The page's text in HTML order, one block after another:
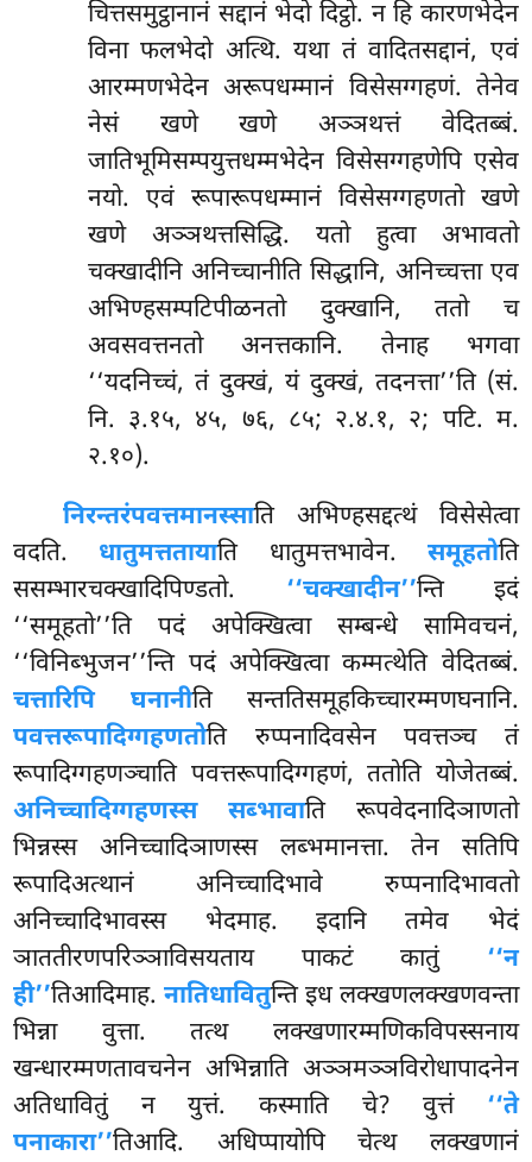
चित्तसमुट्ठानानं सद्दानं भेदो दिट्ठो. न हि कारणभेदेन
विना फलभेदो अत्थि. यथा तं वादितसद्दानं, एवं
आरम्मणभेदेन अरूपधम्मानं विसेसग्गहणं. तेनेव
नेसं खणे खणे अञ्ञथत्तं वेदितब्बं.
जातिभूमिसम्पयुत्तधम्मभेदेन विसेसग्गहणेपि एसेव
नयो. एवं रूपारूपधम्मानं विसेसग्गहणतो खणे
खणे अञ्ञथत्तसिद्धि. यतो हुत्वा अभावतो
चक्खादीनि अनिच्चानीति सिद्धानि, अनिच्चत्ता एव
अभिण्हसम्पटिपीळनतो दुक्खानि, ततो च
अवसवत्तनतो अनत्तकानि. तेनाह भगवा
‘‘यदनिच्चं, तं दुक्खं, यं दुक्खं, तदनत्ता’’ति (सं.
नि. ३.१५, ४५, ७६, ८५; २.४.१, २; पटि. म.
२.१०).
निरन्तरंपवत्तमानस्साति अभिण्हसद्दत्थं विसेसेत्वा
वदति. धातुमत्ततायाति धातुमत्तभावेन. समूहतोति
ससम्भारचक्खादिपिण्डतो. ‘‘चक्खादीन’’न्ति इदं
‘‘समूहतो’’ति पदं अपेक्खित्वा सम्बन्धे सामिवचनं,
‘‘विनिब्भुजन’’न्ति पदं अपेक्खित्वा कम्मत्थेति वेदितब्बं.
चत्तारिपि घनानीति सन्ततिसमूहकिच्चारम्मणघनानि.
पवत्तरूपादिग्गहणतोति रुप्पनादिवसेन पवत्तञ्च तं
रूपादिग्गहणञ्चाति पवत्तरूपादिग्गहणं, ततोति योजेतब्बं.
अनिच्चादिग्गहणस्स सब्भावाति रूपवेदनादिञाणतो
भिन्नस्स अनिच्चादिञाणस्स लब्भमानत्ता. तेन सतिपि
रूपादिअत्थानं अनिच्चादिभावे रुप्पनादिभावतो
अनिच्चादिभावस्स भेदमाह. इदानि तमेव भेदं
ञाततीरणपरिञ्ञाविसयताय पाकटं कातुं ‘‘न
ही’’तिआदिमाह.नातिधावितुन्ति इध लक्खणलक्खणवन्ता
भिन्ना वुत्ता. तत्थ लक्खणारम्मणिकविपस्सनाय
खन्धारम्मणतावचनेन अभिन्नाति अञ्ञमञ्ञविरोधापादनेन
अतिधावितुं न युत्तं. कस्माति चे? वुत्तं ‘‘ते
पनाकारा’’तिआदि. अधिप्पायोपि चेत्थ लक्खणानं